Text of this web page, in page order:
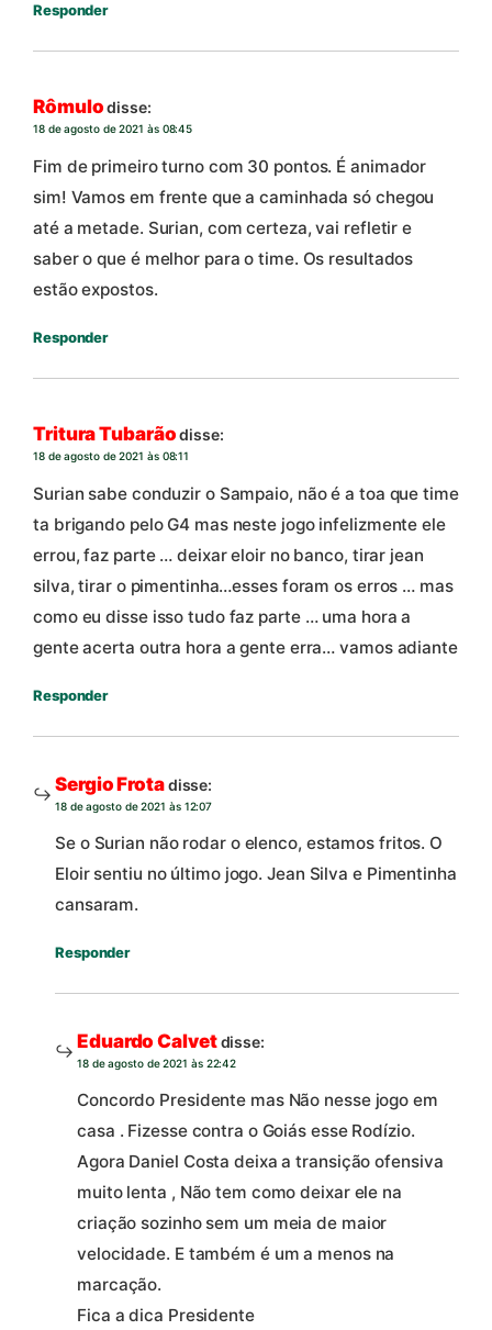
Responder
Rômulodisse:
18 de agosto de 2021 às 08:45
Fim de primeiro turno com 30 pontos. É animador
sim! Vamos em frente que a caminhada só chegou
até a metade. Surian, com certeza, vai refletir e
saber o que é melhor para o time. Os resultados
estão expostos.
Responder
Tritura Tubarão disse:
18 de agosto de 2021 às 08:11
Surian sabe conduzir o Sampaio, não é a toa que time
ta brigando pelo G4 mas neste jogo infelizmente ele
errou, faz parte … deixar eloir no banco, tirar jean
silva, tirar o pimentinha…esses foram os erros … mas
como eu disse isso tudo faz parte … uma hora a
gente acerta outra hora a gente erra… vamos adiante
Responder
Sergio Frotadisse:
18 de agosto de 2021 às 12:07
Se o Surian não rodar o elenco, estamos fritos. O
Eloir sentiu no último jogo. Jean Silva e Pimentinha
cansaram.
Responder
Eduardo Calvetdisse:
18 de agosto de 2021 às 22:42
Concordo Presidente mas Não nesse jogo em
casa . Fizesse contra o Goiás esse Rodízio.
Agora Daniel Costa deixa a transição ofensiva
muito lenta , Não tem como deixar ele na
criação sozinho sem um meia de maior
velocidade. E também é um a menos na
marcação.
Fica a dica Presidente